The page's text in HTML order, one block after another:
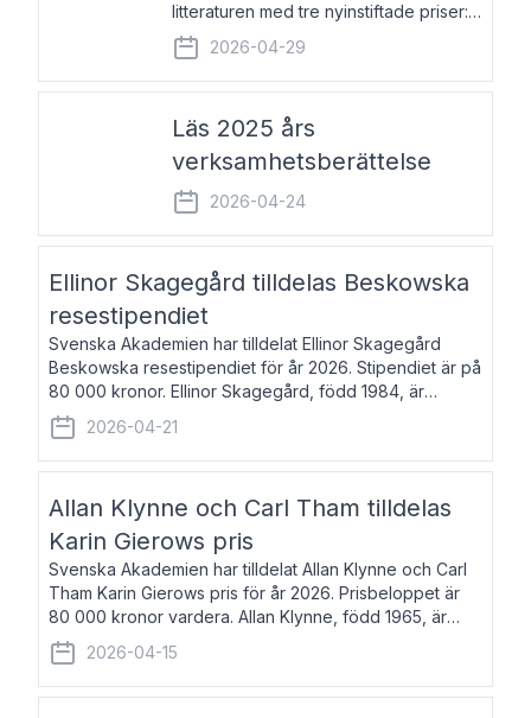
litteraturen med tre nyinstiftade priser:
Svenska Akademiens pris till
framstående författare av svensk
sakprosa som i år går till Magnus
2026-04-29
Läs 2025 års
verksamhetsberättelse
2026-04-24
Ellinor Skagegård tilldelas Beskowska
resestipendiet
Svenska Akademien har tilldelat Ellinor Skagegård
Beskowska resestipendiet för år 2026. Stipendiet är på
80 000 kronor. Ellinor Skagegård, född 1984, är
författare, journalist och musiker. Hon skriver
återkommande för Svenska Dagbladet, Ups
2026-04-21
Allan Klynne och Carl Tham tilldelas
Karin Gierows pris
Svenska Akademien har tilldelat Allan Klynne och Carl
Tham Karin Gierows pris för år 2026. Prisbeloppet är
80 000 kronor vardera. Allan Klynne, född 1965, är
arkeolog, författare, översättare och fil.dr i antikens
kultur och samhällsliv. Ut
2026-04-15